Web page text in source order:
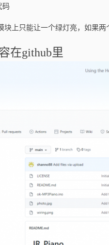
码
块上只能让一个绿灯亮，如果两
在github里